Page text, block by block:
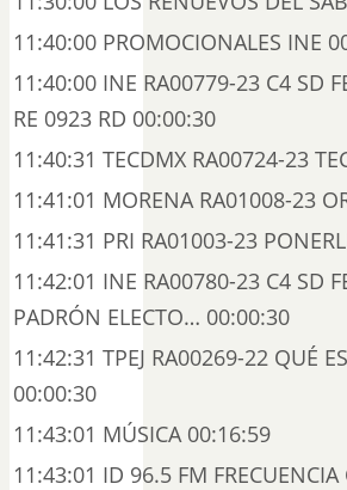
11:40:00 PROMOCIONALES INE
11:40:00 INE RA00779-23 C4 SD
RE 0923 RD 00:00:30
11:40:31 TECDMX RA00724-23
11:41:01 MORENA RA01008-23
11:41:31 PRI RA01003-23
11:42:01 INE RA00780-23 C4 SD
PADRÓN ELECTO… 00:00:30
11:42:31 TPEJ RA00269-22 QUÉ
00:00:30
11:43:01 MÚSICA 00:16:59
11:43:01 ID 96.5 FM